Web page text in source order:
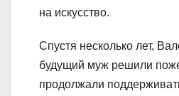
на искусство.
Спустя несколько лет,
будущий муж решили
продолжали